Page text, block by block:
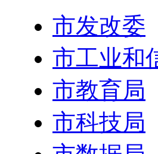
市发改委
市工业和
市教育局
市科技局